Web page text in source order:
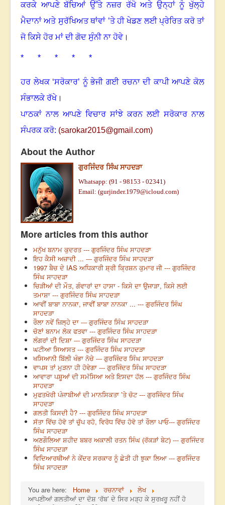
ਕਰਕੇ ਆਪਣੇ ਬੱਚਿਆਂ ਉੱਤੇ ਨਜ਼ਰ ਰੱਖੋ ਅਤੇ ਉਨ੍ਹਾਂ ਨੂੰ ਖੁੱਲ੍ਹੇ
ਮੈਦਾਨਾਂ ਅਤੇ ਸੁਰੱਖਿਅਤ ਥਾਂਵਾਂ ’ਤੇ ਹੀ ਖੇਡਣ ਲਈ ਪ੍ਰੇਰਿਤ ਕਰੋ ਤਾਂ
ਜੋ ਕਿਸੇ ਹੋਰ ਮਾਂ ਦੀ ਗੋਦ ਸੁੰਨੀ ਨਾ ਹੋਵੇ।
* * * * *
ਹਰ ਲੇਖਕ ‘ਸਰੋਕਾਰ’ ਨੂੰ ਭੇਜੀ ਗਈ ਰਚਨਾ ਦੀ ਕਾਪੀ ਆਪਣੇ ਕੋਲ
ਸੰਭਾਲਕੇ ਰੱਖੇ।
ਪਾਠਕਾਂ ਨਾਲ ਆਪਣੇ ਵਿਚਾਰ ਸਾਂਝੇ ਕਰਨ ਲਈ ਸਰੋਕਾਰ ਨਾਲ
ਸੰਪਰਕ ਕਰੋ: (sarokar2015@gmail.com)
About the Author
ਗੁਰਜਿੰਦਰ ਸਿੰਘ ਸਾਹਦੜਾ
Whatsapp: (91 - 98153 - 02341)
Email: (gurjinder.1979@icloud.com)
More articles from this author
ਮਨੁੱਖ ਬਨਾਮ ਕੁਦਰਤ --- ਗੁਰਜਿੰਦਰ ਸਿੰਘ ਸਾਹਦੜਾ
ਇਹ ਕੈਸੀ ਅਜ਼ਾਦੀ ... --- ਗੁਰਜਿੰਦਰ ਸਿੰਘ ਸਾਹਦੜਾ
1997 ਬੈਚ ਦੇ IAS ਅਧਿਕਾਰੀ ਸ਼੍ਰੀ ਕ੍ਰਿਸ਼ਨ ਕੁਮਾਰ ਜੀ --- ਗੁਰਜਿੰਦਰ
ਸਿੰਘ ਸਾਹਦੜਾ
ਚਿੜੀਆਂ ਦੀ ਮੌਤ, ਗੰਵਾਰਾਂ ਦਾ ਹਾਸਾ - ਕਿਸੇ ਦਾ ਉਜਾੜਾ, ਕਿਸੇ ਲਈ
ਤਮਾਸ਼ਾ --- ਗੁਰਜਿੰਦਰ ਸਿੰਘ ਸਾਹਦੜਾ
ਆਵੀਂ ਬਾਬਾ ਨਾਨਕਾ, ਜਾਵੀਂ ਬਾਬਾ ਨਾਨਕਾ ... --- ਗੁਰਜਿੰਦਰ ਸਿੰਘ
ਸਾਹਦੜਾ
ਰੌਲਾ ਨਵੇਂ ਜ਼ਿਲ੍ਹੇ ਦਾ --- ਗੁਰਜਿੰਦਰ ਸਿੰਘ ਸਾਹਦੜਾ
ਚੋਣਾਂ ਬਨਾਮ ਲੋਕ ਫਤਵਾ --- ਗੁਰਜਿੰਦਰ ਸਿੰਘ ਸਾਹਦੜਾ
ਲੰਗਰਾਂ ਦੀ ਦਿਸ਼ਾ --- ਗੁਰਜਿੰਦਰ ਸਿੰਘ ਸਾਹਦੜਾ
ਘਟੀਆ ਸਿਆਸਤ --- ਗੁਰਜਿੰਦਰ ਸਿੰਘ ਸਾਹਦੜਾ
ਖਸਿਆਨੀ ਬਿੱਲੀ ਖੰਭਾ ਨੋਚੇ --- ਗੁਰਜਿੰਦਰ ਸਿੰਘ ਸਾਹਦੜਾ
ਵਾਪਸ ਤਾਂ ਮੁੜਨਾ ਹੀ ਹੋਵੇਗਾ --- ਗੁਰਜਿੰਦਰ ਸਿੰਘ ਸਾਹਦੜਾ
ਆਵਾਰਾ ਪਸ਼ੂਆਂ ਦੀ ਸਮੱਸਿਆ ਅਤੇ ਇਸਦਾ ਹੱਲ --- ਗੁਰਜਿੰਦਰ ਸਿੰਘ
ਸਾਹਦੜਾ
ਮੁਫਤਖੋਰੀ ਪੰਜਾਬੀਆਂ ਦੀ ਮਾਨਸਿਕਤਾ ’ਤੇ ਚੋਟ --- ਗੁਰਜਿੰਦਰ ਸਿੰਘ
ਸਾਹਦੜਾ
ਗਲਤੀ ਕਿਸਦੀ ਹੈ? --- ਗੁਰਜਿੰਦਰ ਸਿੰਘ ਸਾਹਦੜਾ
ਸੱਤਾ ਵਿੱਚ ਹੋਵੋ ਤਾਂ ਚੁੱਪ ਰਹੋ, ਵਿਰੋਧ ਵਿੱਚ ਹੋਵੋ ਤਾਂ ਰੌਲਾ ਪਾਓ--- ਗੁਰਜਿੰਦਰ
ਸਿੰਘ ਸਾਹਦੜਾ
ਅਣਗੌਲਿਆ ਸ਼ਹੀਦ ਬਬਰ ਅਕਾਲੀ ਰਤਨ ਸਿੰਘ (ਰੱਕੜਾਂ ਬੇਟ) --- ਗੁਰਜਿੰਦਰ
ਸਿੰਘ ਸਾਹਦੜਾ
ਵਿਦਿਆਰਥੀਆਂ ਨੇ ਕੇਂਦਰ ਸਰਕਾਰ ਨੂੰ ਛੇਤੀ ਹੀ ਝੁਕਾ ਲਿਆ --- ਗੁਰਜਿੰਦਰ
ਸਿੰਘ ਸਾਹਦੜਾ
You are here: Home ਰਚਨਾਵਾਂ
ਲੇਖ
ਆਪਣੀਆਂ ਗਲਤੀਆਂ ਦਾ ਦੋਸ਼ ‘ਰੱਬ’ ਦੇ ਸਿਰ ਮੜ੍ਹ ਕੇ ਸੁਰਖ਼ਰੂ ਨਹੀਂ ਹੋ